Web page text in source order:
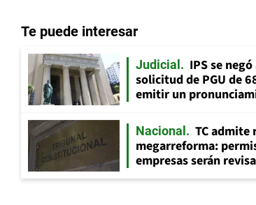
Te puede interesar
Judicial
IPS se
solicitud de PGU de
emitir un
Nacional
TC
megarreforma:
empresas serán